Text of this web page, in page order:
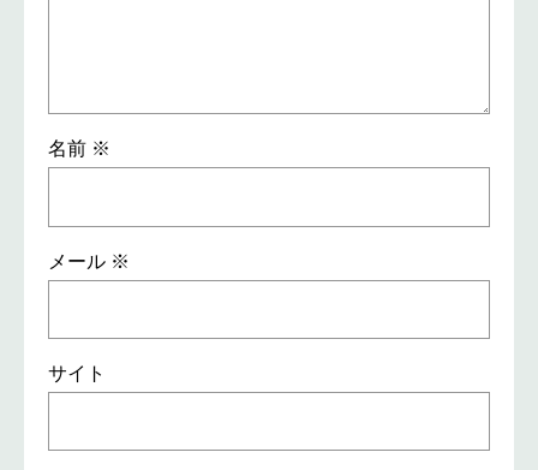
名前 ※
メール ※
サイト